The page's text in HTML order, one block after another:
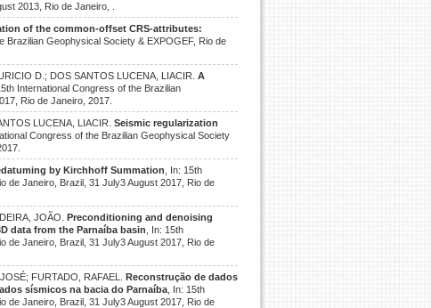
2013, Rio de Janeiro, .
of the common-offset CRS-attributes:
Brazilian Geophysical Society & EXPOGEF, Rio de
D.; DOS SANTOS LUCENA, LIACIR. A
International Congress of the Brazilian
Rio de Janeiro, 2017.
LUCENA, LIACIR. Seismic regularization
Congress of the Brazilian Geophysical Society
by Kirchhoff Summation , In: 15th
de Janeiro, Brazil, 31 July3 August 2017, Rio de
JOÃO. Preconditioning and denoising
data from the Parnaíba basin
, In: 15th
de Janeiro, Brazil, 31 July3 August 2017, Rio de
FURTADO, RAFAEL. Reconstrução de dados
sísmicos na bacia do Parnaíba , In: 15th
de Janeiro, Brazil, 31 July3 August 2017, Rio de